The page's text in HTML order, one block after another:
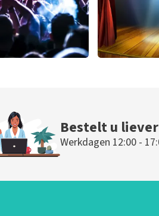
Bestelt u
Werkdagen 12:00 -